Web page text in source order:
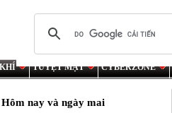
TUYỆT MẬT CYBERZONE
nay và ngày mai